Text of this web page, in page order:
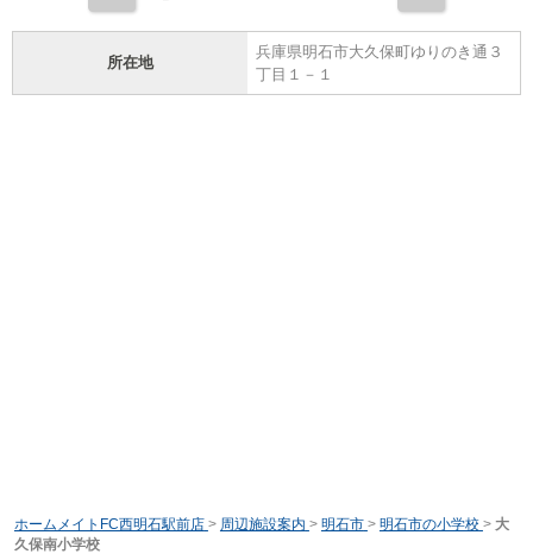
所在地
兵庫県明石市大久保町ゆりのき通３
丁目１－１
ホームメイトFC西明石駅前店 > 周辺施設案内 > 明石市 > 明石市の小学校 > 大
久保南小学校